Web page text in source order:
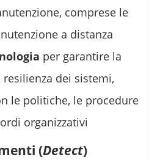
comprese le
a distanza
per garantire la
resilienza dei sistemi,
le politiche, le procedure
organizzativi
(Detect)